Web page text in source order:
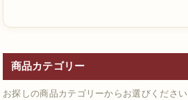
商品カテゴリー
お探しの商品カテゴリーからお選びください